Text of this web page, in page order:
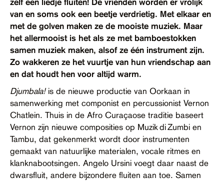
van en soms ook een beetje verdrietig. Met elkaar en
met de golven maken ze de mooiste muziek. Maar
het allermooist is het als ze met bamboestokken
samen muziek maken, alsof ze één instrument zijn.
Zo wakkeren ze het vuurtje van hun vriendschap aan
en dat houdt hen voor altijd warm.
Djumbala!is de nieuwe productie van Oorkaan in
samenwerking met componist en percussionist Vernon
Chatlein. Thuis in de Afro Curaçaose traditie baseert
Vernon zijn nieuwe composities op Muzik di Zumbi en
Tambu, dat gekenmerkt wordt door instrumenten
gemaakt van natuurlijke materialen, vocale ritmes en
klanknabootsingen. Angelo Ursini voegt daar naast de
dwarsfluit, andere bijzondere fluiten aan toe. Samen